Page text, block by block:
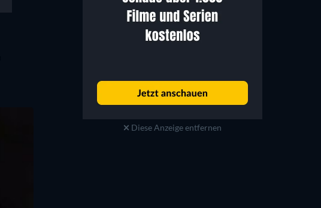
Diese Anzeige entfernen